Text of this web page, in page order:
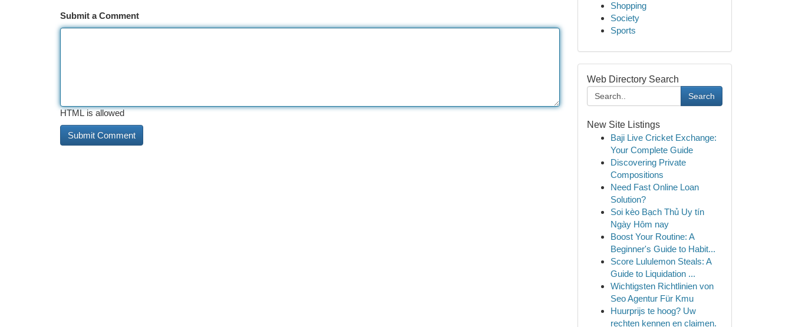
Submit a Comment
HTML is allowed
Shopping
Society
Sports
Web Directory Search
Search
New Site Listings
Baji Live Cricket Exchange:
Your Complete Guide
Discovering Private
Compositions
Need Fast Online Loan
Solution?
Soi kèo Bạch Thủ Uy tín
Ngày Hôm nay
Boost Your Routine: A
Beginner's Guide to Habit...
Score Lululemon Steals: A
Guide to Liquidation ...
Wichtigsten Richtlinien von
Seo Agentur Für Kmu
Huurprijs te hoog? Uw
rechten kennen en claimen.